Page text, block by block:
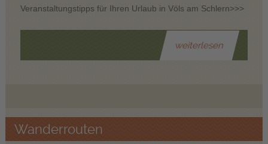
Veranstaltungstipps für Ihren Urlaub in Völs am Schlern>>>
weiterlesen
Wanderrouten